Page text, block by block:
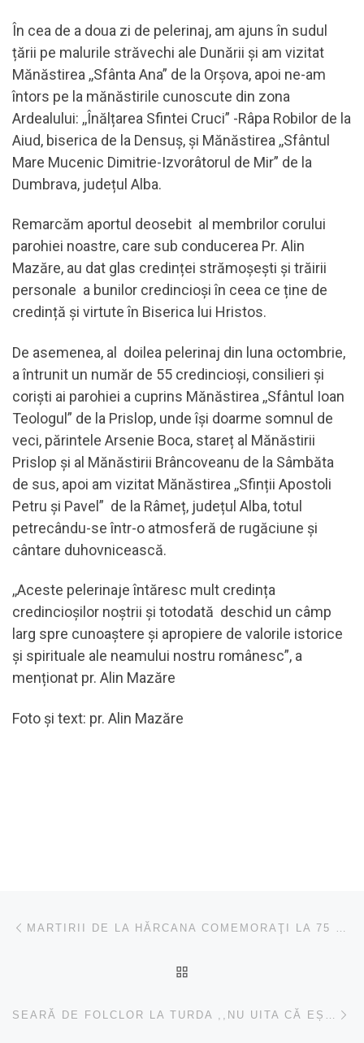
În cea de a doua zi de pelerinaj, am ajuns în sudul
țării pe malurile străvechi ale Dunării și am vizitat
Mănăstirea ,,Sfânta Ana” de la Orșova, apoi ne-am
întors pe la mănăstirile cunoscute din zona
Ardealului: ,,Înălțarea Sfintei Cruci” -Râpa Robilor de la
Aiud, biserica de la Densuș, și Mănăstirea ,,Sfântul
Mare Mucenic Dimitrie-Izvorâtorul de Mir” de la
Dumbrava, județul Alba.
Remarcăm aportul deosebit al membrilor corului
parohiei noastre, care sub conducerea Pr. Alin
Mazăre, au dat glas credinței strămoșești și trăirii
personale a bunilor credincioși în ceea ce ține de
credință și virtute în Biserica lui Hristos.
De asemenea, al doilea pelerinaj din luna octombrie,
a întrunit un număr de 55 credincioși, consilieri și
coriști ai parohiei a cuprins Mănăstirea ,,Sfântul Ioan
Teologul” de la Prislop, unde își doarme somnul de
veci, părintele Arsenie Boca, stareț al Mănăstirii
Prislop și al Mănăstirii Brâncoveanu de la Sâmbăta
de sus, apoi am vizitat Mănăstirea ,,Sfinții Apostoli
Petru și Pavel” de la Râmeț, județul Alba, totul
petrecându-se într-o atmosferă de rugăciune și
cântare duhovnicească.
,,Aceste pelerinaje întăresc mult credința
credincioșilor noștrii și totodată deschid un câmp
larg spre cunoaștere și apropiere de valorile istorice
și spirituale ale neamului nostru românesc”, a
menționat pr. Alin Mazăre
Foto și text: pr. Alin Mazăre
Navigare în articole